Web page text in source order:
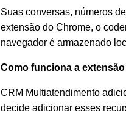
Suas conversas, números
extensão do Chrome, o
navegador é armazenado
Como funciona a
CRM Multiatendimento
decide adicionar esses